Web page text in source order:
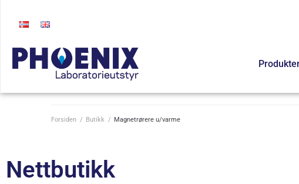
Forsiden / Butikk / Magnetrørere u/varme
Nettbutikk